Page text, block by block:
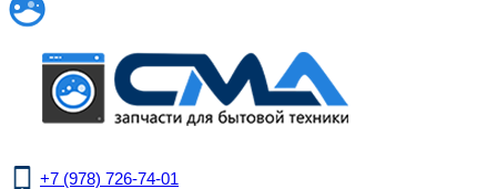
+7 (978) 726-74-01